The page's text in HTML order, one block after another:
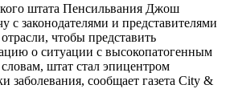
штата Пенсильвания Джош
с законодателями и представителями
чтобы представить
о ситуации с высокопатогенным
штат стал эпицентром
заболевания, сообщает газета City &